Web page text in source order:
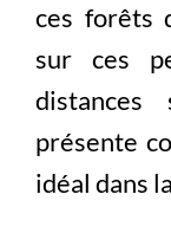
ces forêts
sur ces
présente
idéal dans